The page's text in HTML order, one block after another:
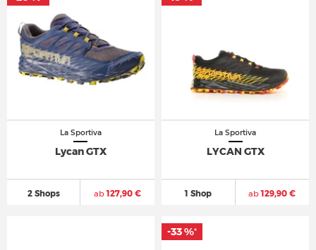
La Sportiva
Lycan GTX
2 Shops ab127,90 €
La Sportiva
LYCAN GTX
1 Shop ab129,90 €
-33 %*